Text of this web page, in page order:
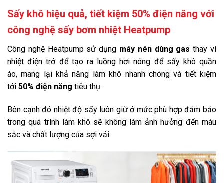
Sấy khô hiệu quả, tiết kiệm 50% điện năng với
công nghệ sấy bơm nhiệt Heatpump
Công nghệ Heatpump sử dụng máy nén dùng gas thay vì
nhiệt điện trở để tạo ra luồng hơi nóng để sấy khô quần
áo, mang lại khả năng làm khô nhanh chóng và tiết kiệm
tới 50% điện năng tiêu thụ.
Bên cạnh đó nhiệt độ sấy luôn giữ ở mức phù hợp đảm bảo
trong quá trình làm khô sẽ không làm ảnh hưởng đến màu
sắc và chất lượng của sợi vải.